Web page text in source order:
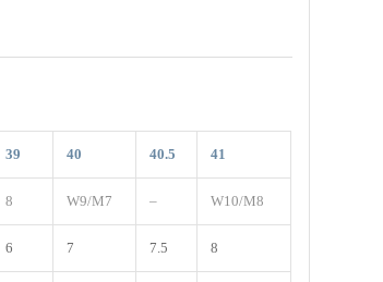
39 40 40.5 41
8 W9/M7 – W10/M8
6 7 7.5 8